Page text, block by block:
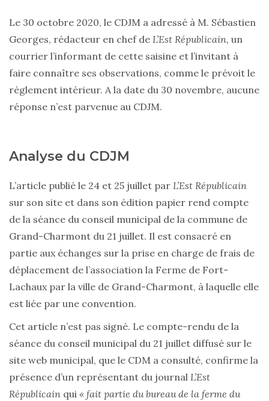
Le 30 octobre 2020, le CDJM a adressé à M. Sébastien
Georges, rédacteur en chef de L’Est Républicain, un
courrier l’informant de cette saisine et l’invitant à
faire connaître ses observations, comme le prévoit le
règlement intérieur. A la date du 30 novembre, aucune
réponse n’est parvenue au CDJM.
Analyse du CDJM
L’article publié le 24 et 25 juillet par L’Est Républicain
sur son site et dans son édition papier rend compte
de la séance du conseil municipal de la commune de
Grand-Charmont du 21 juillet. Il est consacré en
partie aux échanges sur la prise en charge de frais de
déplacement de l’association la Ferme de Fort-
Lachaux par la ville de Grand-Charmont, à laquelle elle
est liée par une convention.
Cet article n’est pas signé. Le compte-rendu de la
séance du conseil municipal du 21 juillet diffusé sur le
site web municipal, que le CDM a consulté, confirme la
présence d’un représentant du journal L’Est
Républicain qui « fait partie du bureau de la ferme du